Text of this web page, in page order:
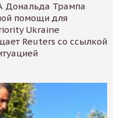
Дональда Трампа
помощи для
Ukraine
Reuters со ссылкой